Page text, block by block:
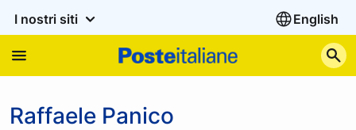
I nostri siti English
Raffaele Panico